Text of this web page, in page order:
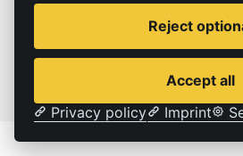
Reject
Accept all
Privacy policy
Imprint
Standorte
Kontakt
Impressum
© 2026 | IZT – Institut für Zukunftsstudien und